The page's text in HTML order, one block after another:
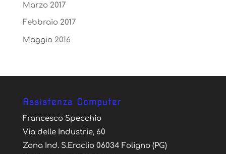
Marzo 2017
Febbraio 2017
Maggio 2016
Assistenza Computer
Francesco Specchio
Via delle Industrie, 60
Zona Ind. S.Eraclio 06034 Foligno (PG)